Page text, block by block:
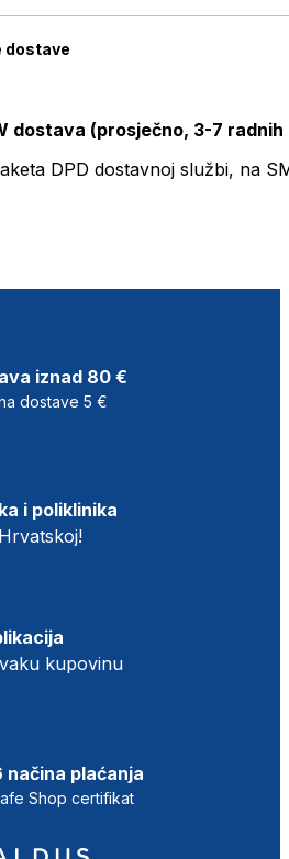
dostave
dostava (prosječno, 3-7 radnih
DPD dostavnoj službi, na
iznad 80 €
dostave 5 €
i poliklinika
kupovinu
načina plaćanja
Shop certifikat